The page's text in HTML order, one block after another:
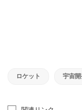
ロケット 宇宙